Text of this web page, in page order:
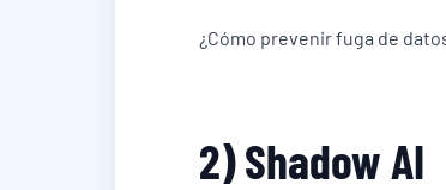
¿Cómo prevenir fuga de
2) Shadow AI